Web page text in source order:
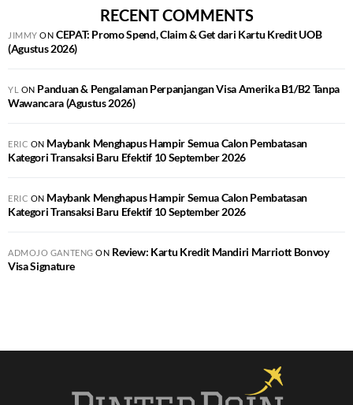
RECENT COMMENTS
JIMMY ON CEPAT: Promo Spend, Claim & Get dari Kartu Kredit UOB
(Agustus 2026)
YL ON Panduan & Pengalaman Perpanjangan Visa Amerika B1/B2 Tanpa
Wawancara (Agustus 2026)
ERIC ON Maybank Menghapus Hampir Semua Calon Pembatasan
Kategori Transaksi Baru Efektif 10 September 2026
ERIC ON Maybank Menghapus Hampir Semua Calon Pembatasan
Kategori Transaksi Baru Efektif 10 September 2026
ADMOJO GANTENG ON Review: Kartu Kredit Mandiri Marriott Bonvoy
Visa Signature